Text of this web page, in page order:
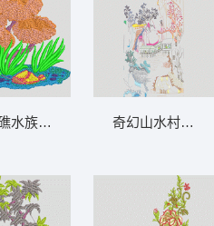
水族装饰图案 树 奇幻山水村落图